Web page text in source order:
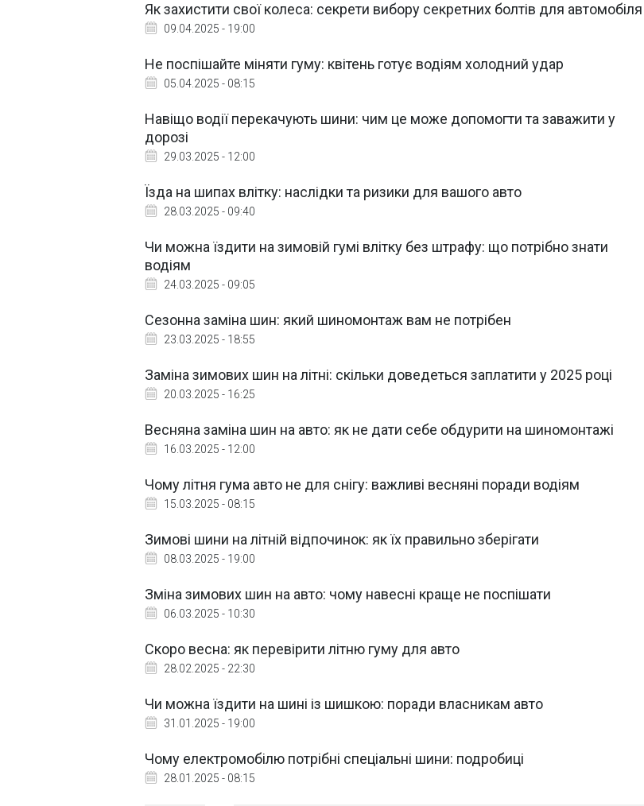
Як захистити свої колеса: секрети вибору секретних болтів для автомобіля
09.04.2025 - 19:00
Не поспішайте міняти гуму: квітень готує водіям холодний удар
05.04.2025 - 08:15
Навіщо водії перекачують шини: чим це може допомогти та заважити у
дорозі
29.03.2025 - 12:00
Їзда на шипах влітку: наслідки та ризики для вашого авто
28.03.2025 - 09:40
Чи можна їздити на зимовій гумі влітку без штрафу: що потрібно знати
водіям
24.03.2025 - 09:05
Сезонна заміна шин: який шиномонтаж вам не потрібен
23.03.2025 - 18:55
Заміна зимових шин на літні: скільки доведеться заплатити у 2025 році
20.03.2025 - 16:25
Весняна заміна шин на авто: як не дати себе обдурити на шиномонтажі
16.03.2025 - 12:00
Чому літня гума авто не для снігу: важливі весняні поради водіям
15.03.2025 - 08:15
Зимові шини на літній відпочинок: як їх правильно зберігати
08.03.2025 - 19:00
Зміна зимових шин на авто: чому навесні краще не поспішати
06.03.2025 - 10:30
Скоро весна: як перевірити літню гуму для авто
28.02.2025 - 22:30
Чи можна їздити на шині із шишкою: поради власникам авто
31.01.2025 - 19:00
Чому електромобілю потрібні спеціальні шини: подробиці
28.01.2025 - 08:15